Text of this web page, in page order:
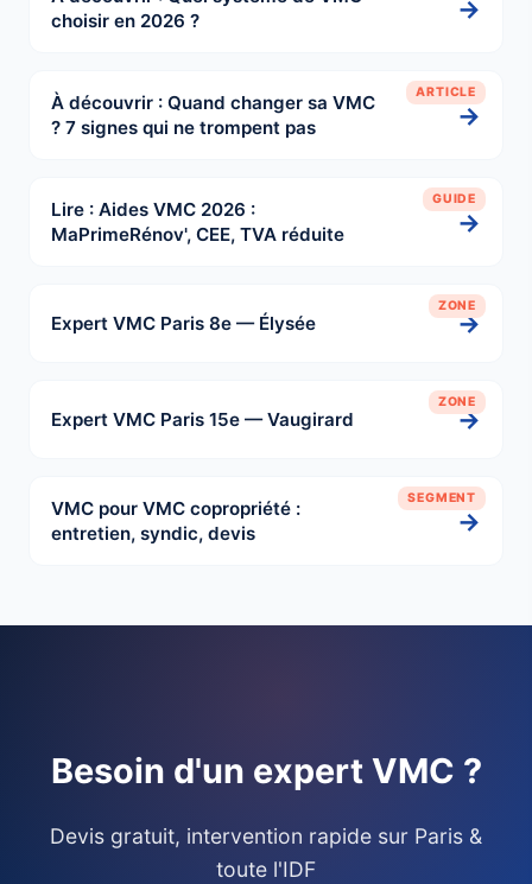
choisir en 2026 ?
→
ARTICLE
À découvrir : Quand changer sa VMC
? 7 signes qui ne trompent pas
→
GUIDE
Lire : Aides VMC 2026 :
MaPrimeRénov', CEE, TVA réduite
→
ZONE
Expert VMC Paris 8e — Élysée →
ZONE
Expert VMC Paris 15e — Vaugirard →
SEGMENT
VMC pour VMC copropriété :
entretien, syndic, devis
→
Besoin d'un expert VMC ?
Devis gratuit, intervention rapide sur Paris &
toute l'IDF